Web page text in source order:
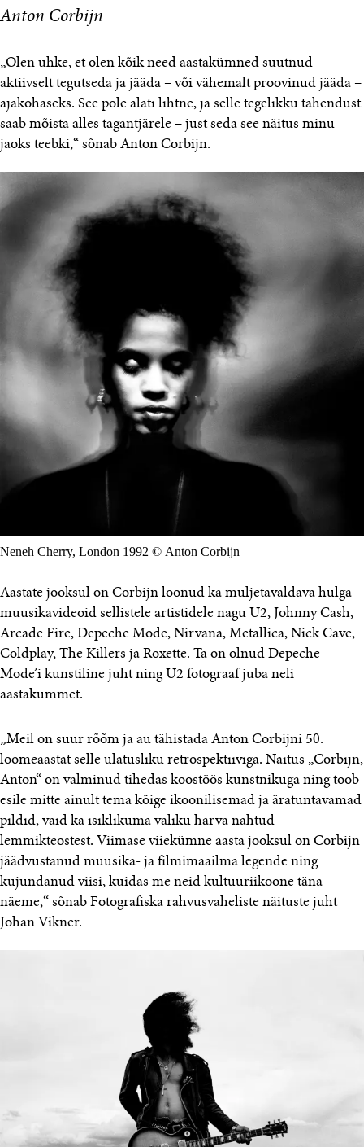
Anton Corbijn
„Olen uhke, et olen kõik need aastakümned suutnud
aktiivselt tegutseda ja jääda – või vähemalt proovinud jääda –
ajakohaseks. See pole alati lihtne, ja selle tegelikku tähendust
saab mõista alles tagantjärele – just seda see näitus minu
jaoks teebki,“ sõnab Anton Corbijn.
Neneh Cherry, London 1992 © Anton Corbijn
Aastate jooksul on Corbijn loonud ka muljetavaldava hulga
muusikavideoid sellistele artistidele nagu U2, Johnny Cash,
Arcade Fire, Depeche Mode, Nirvana, Metallica, Nick Cave,
Coldplay, The Killers ja Roxette. Ta on olnud Depeche
Mode’i kunstiline juht ning U2 fotograaf juba neli
aastakümmet.
„Meil on suur rõõm ja au tähistada Anton Corbijni 50.
loomeaastat selle ulatusliku retrospektiiviga. Näitus „Corbijn,
Anton“ on valminud tihedas koostöös kunstnikuga ning toob
esile mitte ainult tema kõige ikoonilisemad ja äratuntavamad
pildid, vaid ka isiklikuma valiku harva nähtud
lemmikteostest. Viimase viiekümne aasta jooksul on Corbijn
jäädvustanud muusika- ja filmimaailma legende ning
kujundanud viisi, kuidas me neid kultuuriikoone täna
näeme,“ sõnab Fotografiska rahvusvaheliste näituste juht
Johan Vikner.